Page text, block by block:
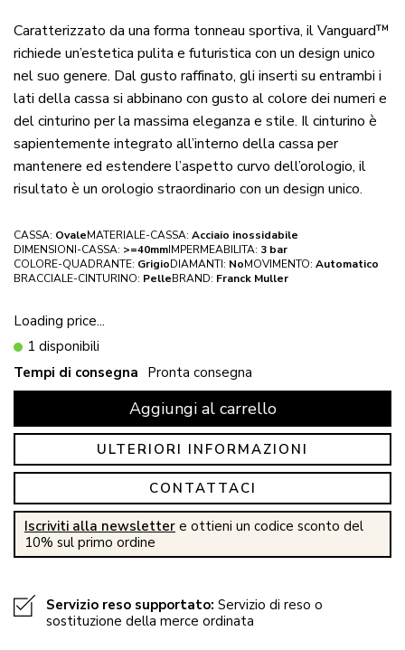
Caratterizzato da una forma tonneau sportiva, il Vanguard™
richiede un’estetica pulita e futuristica con un design unico
nel suo genere. Dal gusto raffinato, gli inserti su entrambi i
lati della cassa si abbinano con gusto al colore dei numeri e
del cinturino per la massima eleganza e stile. Il cinturino è
sapientemente integrato all’interno della cassa per
mantenere ed estendere l’aspetto curvo dell’orologio, il
risultato è un orologio straordinario con un design unico.
CASSA: OvaleMATERIALE-CASSA: Acciaio inossidabile
DIMENSIONI-CASSA: >=40mmIMPERMEABILITA: 3 bar
COLORE-QUADRANTE: GrigioDIAMANTI: NoMOVIMENTO: Automatico
BRACCIALE-CINTURINO: PelleBRAND: Franck Muller
Loading price...
1 disponibili
Tempi di consegna Pronta consegna
Aggiungi al carrello
ULTERIORI INFORMAZIONI
CONTATTACI
Iscriviti alla newsletter e ottieni un codice sconto del
10% sul primo ordine
Servizio reso supportato: Servizio di reso o
sostituzione della merce ordinata